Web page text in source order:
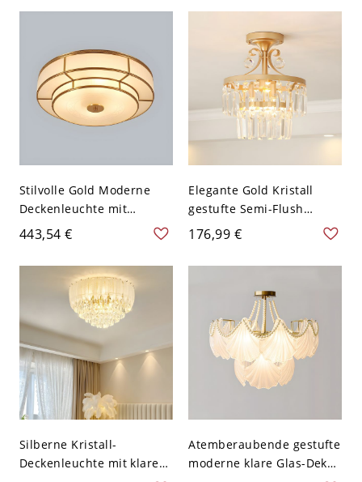
120V 40,64 cm
Stilvolle Gold Moderne
Deckenleuchte mit
Milchglas-Schirm - 110V-
120V 6
443,54 €
Elegante Gold Kristall
gestufte Semi-Flush
Deckenleuchte mit 3 LED
Pendelleuchten - 110V-
120V
176,99 €
Silberne Kristall-
Deckenleuchte mit klarem
Atemberaubende gestufte
moderne klare Glas-Dekor